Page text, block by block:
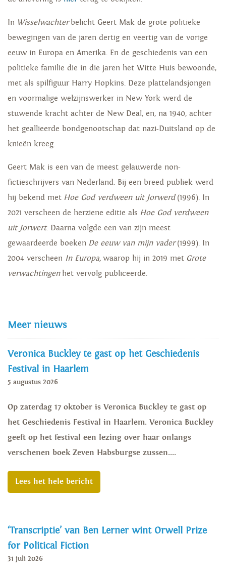
In Wisselwachterbelicht Geert Mak de grote politieke
bewegingen van de jaren dertig en veertig van de vorige
eeuw in Europa en Amerika. En de geschiedenis van een
politieke familie die in die jaren het Witte Huis bewoonde,
met als spilfiguur Harry Hopkins. Deze plattelandsjongen
en voormalige welzijnswerker in New York werd de
stuwende kracht achter de New Deal, en, na 1940, achter
het geallieerde bondgenootschap dat nazi-Duitsland op de
knieën kreeg.
Geert Mak is een van de meest gelauwerde non-
fictieschrijvers van Nederland. Bij een breed publiek werd
hij bekend met Hoe God verdween uit Jorwerd(1996). In
2021 verscheen de herziene editie als Hoe God verdween
uit Jorwert. Daarna volgde een van zijn meest
gewaardeerde boeken De eeuw van mijn vader(1999). In
2004 verscheen In Europa, waarop hij in 2019 met Grote
verwachtingen het vervolg publiceerde.
Meer nieuws
Veronica Buckley te gast op het Geschiedenis
Festival in Haarlem
5 augustus 2026
Op zaterdag 17 oktober is Veronica Buckley te gast op
het Geschiedenis Festival in Haarlem. Veronica Buckley
geeft op het festival een lezing over haar onlangs
verschenen boek Zeven Habsburgse zussen....
Lees het hele bericht
‘Transcriptie’ van Ben Lerner wint Orwell Prize
for Political Fiction
31 juli 2026